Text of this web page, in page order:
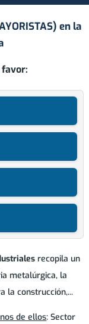
en la
favor:
recopila un
metalúrgica, la
la construcción,...
de ellos: Sector